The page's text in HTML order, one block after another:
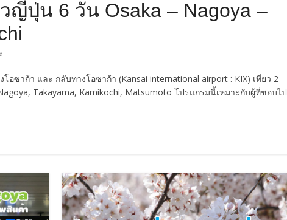
ญี่ปุ่น 6 วัน Osaka – Nagoya –
ซาก้า และ กลับทางโอซาก้า (Kansai international airport : KIX) เที่ยว 2
Takayama, Kamikochi, Matsumoto โปรแกรมนี้เหมาะกับผู้ที่ชอบไป